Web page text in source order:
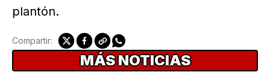
plantón.
Compartir:
MÁS NOTICIAS